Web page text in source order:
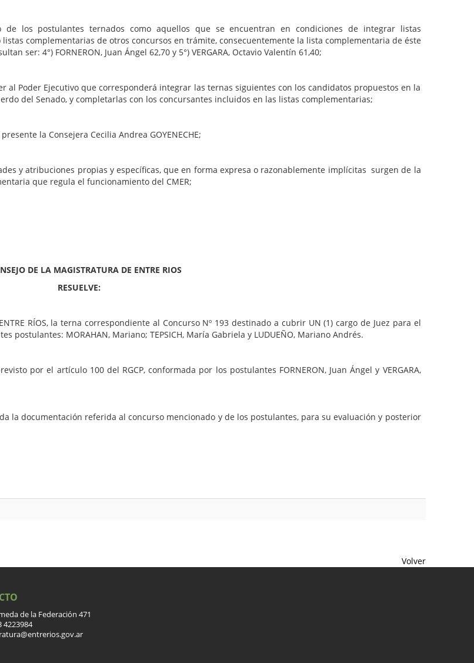
los postulantes ternados como aquellos que se encuentran en condiciones de integrar listas
complementarias de otros concursos en trámite, consecuentemente la lista complementaria de éste
ser: 4°) FORNERON, Juan Ángel 62,70 y 5°) VERGARA, Octavio Valentín 61,40;
al Poder Ejecutivo que corresponderá integrar las ternas siguientes con los candidatos propuestos en la
del Senado, y completarlas con los concursantes incluidos en las listas complementarias;
la Consejera Cecilia Andrea GOYENECHE;
propias y específicas, que en forma expresa o razonablemente implícitas surgen de la
que regula el funcionamiento del CMER;
DE LA MAGISTRATURA DE ENTRE RIOS
RESUELVE:
RÍOS, la terna correspondiente al Concurso Nº 193 destinado a cubrir UN (1) cargo de Juez para el
postulantes: MORAHAN, Mariano; TEPSICH, María Gabriela y LUDUEÑO, Mariano Andrés.
por el artículo 100 del RGCP, conformada por los postulantes FORNERON, Juan Ángel y VERGARA,
la documentación referida al concurso mencionado y de los postulantes, para su evaluación y posterior
Volver
de la Federación 471
4223984